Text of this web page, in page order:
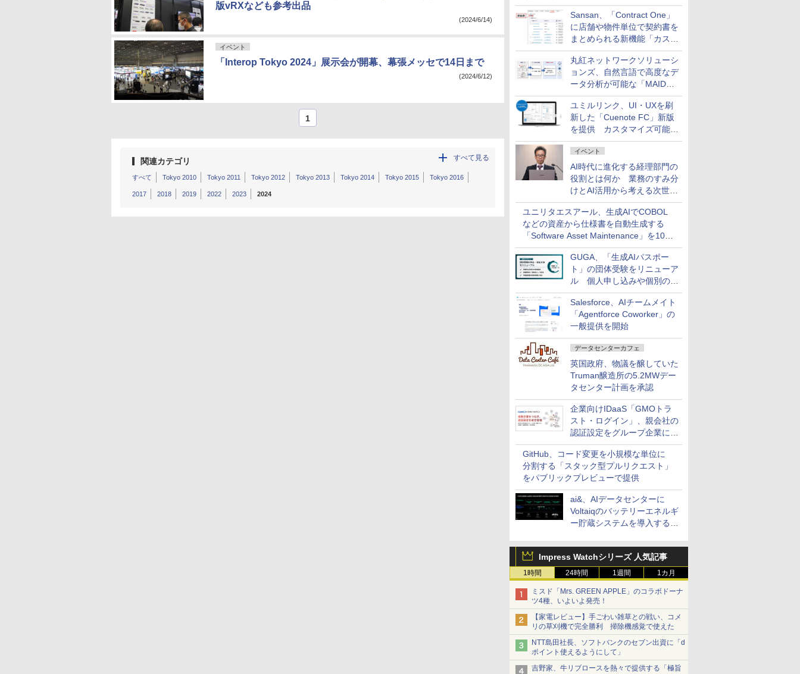
Sansan、「Contract One」
に店舗や物件単位で契約書を
まとめられる新機能「カスタ
ム契約ツリー」を追加
丸紅ネットワークソリューシ
ョンズ、自然言語で高度なデ
ータ分析が可能な「MAIDOA
AI ASSIST」を9月より提供
ユミルリンク、UI・UXを刷
新した「Cuenote FC」新版
を提供 カスタマイズ可能な
ダッシュボード画面を搭載
イベント
AI時代に進化する経理部門の
役割とは何か 業務のすみ分
けとAI活用から考える次世代
ファイナンス戦略
ユニリタエスアール、生成AIでCOBOL
などの資産から仕様書を自動生成する
「Software Asset Maintenance」を10月
に発売
GUGA、「生成AIパスポー
ト」の団体受験をリニューア
ル 個人申し込みや個別の支
払いなどに対応
Salesforce、AIチームメイト
「Agentforce Coworker」の
一般提供を開始
データセンターカフェ
英国政府、物議を醸していた
Truman醸造所の5.2MWデー
タセンター計画を承認
企業向けIDaaS「GMOトラ
スト・ログイン」、親会社の
認証設定をグループ企業に展
開できる新機能を提供
GitHub、コード変更を小規模な単位に
分割する「スタック型プルリクエスト」
をパブリックプレビューで提供
ai&、AIデータセンターに
Voltaiqのバッテリーエネルギ
ー貯蔵システムを導入する計
Impress Watchシリーズ 人気記事
1時間 24時間 1週間 1カ月
ミスド「Mrs. GREEN APPLE」のコラボドーナ
ツ4種、いよいよ発売！
【家電レビュー】手ごわい雑草との戦い、コメ
リの草刈機で完全勝利 掃除機感覚で使えた
NTT島田社長、ソフトバンクのセブン出資に「d
ポイント使えるようにして」
吉野家、牛リブロースを熱々で提供する「極旨
版vRXなども参考出品
(2024/6/14)
イベント
「Interop Tokyo 2024」展示会が開幕、幕張メッセで14日まで
(2024/6/12)
1
関連カテゴリ すべて見る
すべて Tokyo 2010 Tokyo 2011 Tokyo 2012 Tokyo 2013 Tokyo 2014 Tokyo 2015 Tokyo 2016
2017 2018 2019 2022 2023 2024